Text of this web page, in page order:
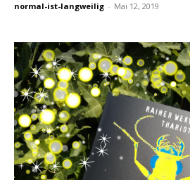
normal-ist-langweilig - Mai 12, 2019